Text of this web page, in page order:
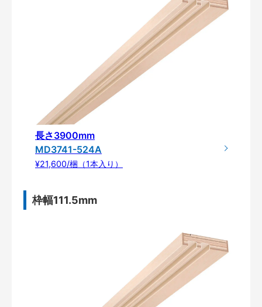
長さ3900mm
MD3741-524A
¥21,600/梱（1本入り）
枠幅111.5mm